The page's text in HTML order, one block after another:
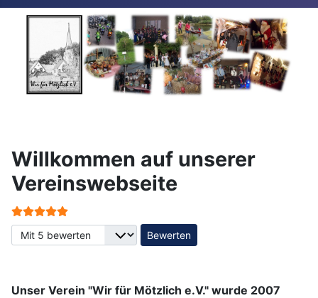
Willkommen auf unserer
Vereinswebseite
Bewertung:
Bitte bewerten
Unser Verein "Wir für Mötzlich e.V." wurde 2007